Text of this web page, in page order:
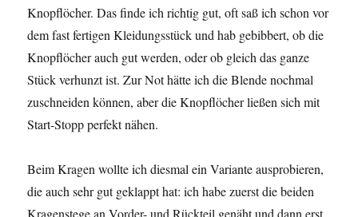
Knopflöcher. Das finde ich richtig gut, oft saß ich schon vor
dem fast fertigen Kleidungsstück und hab gebibbert, ob die
Knopflöcher auch gut werden, oder ob gleich das ganze
Stück verhunzt ist. Zur Not hätte ich die Blende nochmal
zuschneiden können, aber die Knopflöcher ließen sich mit
Start-Stopp perfekt nähen.
Beim Kragen wollte ich diesmal ein Variante ausprobieren,
die auch sehr gut geklappt hat: ich habe zuerst die beiden
Kragenstege an Vorder- und Rückteil genäht und dann erst